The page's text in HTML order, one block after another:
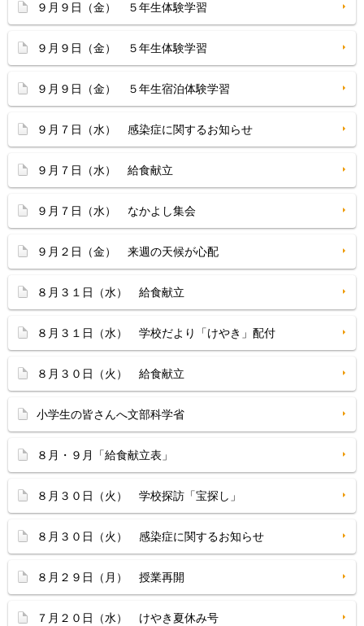
９月９日（金） ５年生体験学習
９月９日（金） ５年生体験学習
９月９日（金） ５年生宿泊体験学習
９月７日（水） 感染症に関するお知らせ
９月７日（水） 給食献立
９月７日（水） なかよし集会
９月２日（金） 来週の天候が心配
８月３１日（水） 給食献立
８月３１日（水） 学校だより「けやき」配付
８月３０日（火） 給食献立
小学生の皆さんへ文部科学省
８月・９月「給食献立表」
８月３０日（火） 学校探訪「宝探し」
８月３０日（火） 感染症に関するお知らせ
８月２９日（月） 授業再開
７月２０日（水） けやき夏休み号